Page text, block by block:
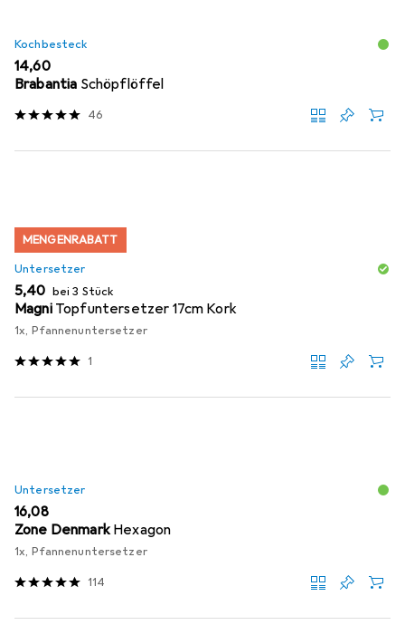
Kochbesteck
EUR
14,60
Brabantia Schöpflöffel
46
MENGENRABATT
Untersetzer
EUR
5,40 bei 3 Stück
Magni Topfuntersetzer 17cm Kork
1x, Pfannenuntersetzer
1
Untersetzer
EUR
16,08
Zone Denmark Hexagon
1x, Pfannenuntersetzer
114